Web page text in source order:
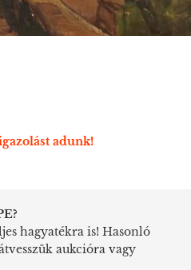
adunk!
hagyatékra is! Hasonló
aukcióra vagy